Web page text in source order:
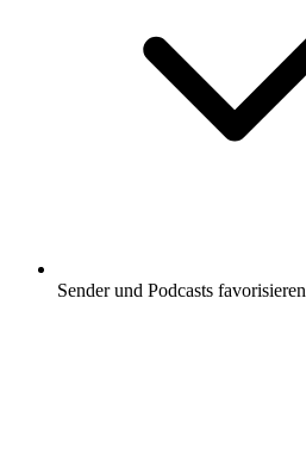
Sender und Podcasts favorisieren